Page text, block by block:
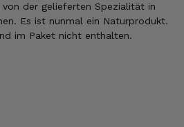
von der gelieferten Spezialität in
Es ist nunmal ein Naturprodukt.
im Paket nicht enthalten.